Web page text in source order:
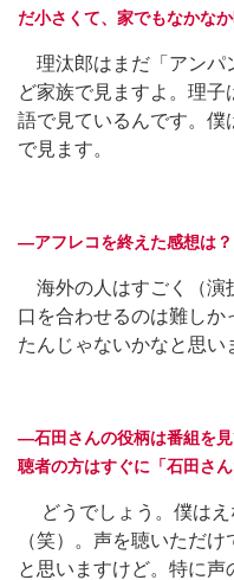
だ小さくて、家でもなかな
理汰郎はまだ「アンパ
ど家族で見ますよ。理
語で見ているんです。僕
で見ます。
―アフレコを終えた感想は？
海外の人はすごく（演
口を合わせるのは難し
たんじゃないかなと思い
―石田さんの役柄は番組を
聴者の方はすぐに「石田さ
どうでしょう。僕はえ
（笑）。声を聴いただ
と思いますけど。特に